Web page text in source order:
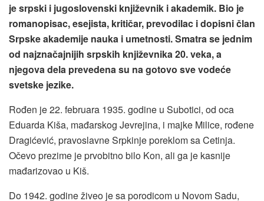
je srpski i jugoslovenski književnik i akademik. Bio je
romanopisac, esejista, kritičar, prevodilac i dopisni član
Srpske akademije nauka i umetnosti. Smatra se jednim
od najznačajnijih srpskih književnika 20. veka, a
njegova dela prevedena su na gotovo sve vodeće
svetske jezike.
Rođen je 22. februara 1935. godine u Subotici, od oca
Eduarda Kiša, mađarskog Jevrejina, i majke Milice, rođene
Dragićević, pravoslavne Srpkinje poreklom sa Cetinja.
Očevo prezime je prvobitno bilo Kon, ali ga je kasnije
mađarizovao u Kiš.
Do 1942. godine živeo je sa porodicom u Novom Sadu,